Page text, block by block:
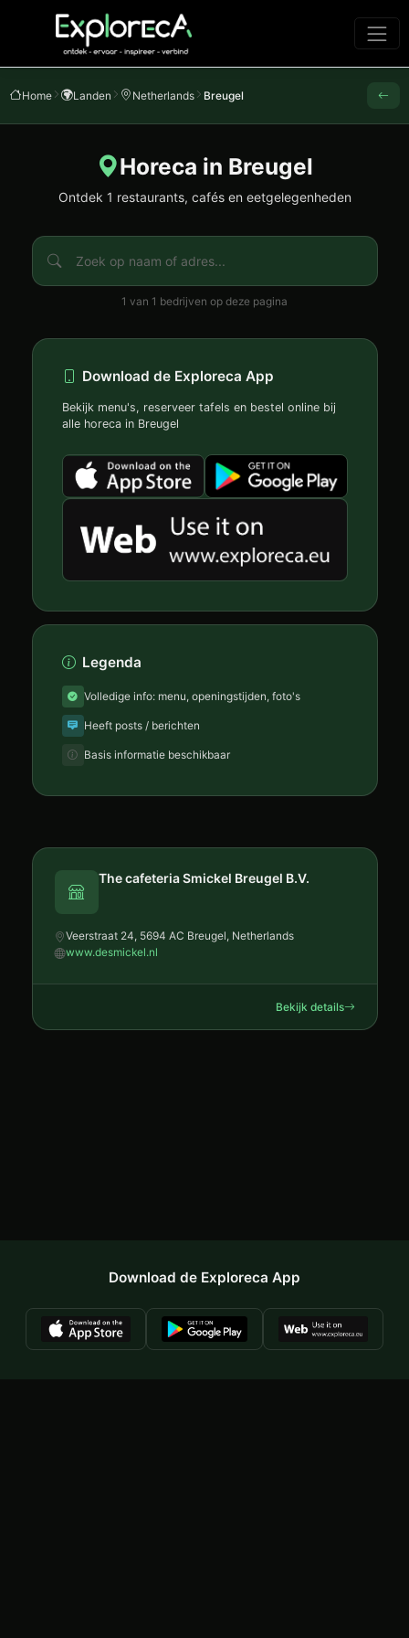
Home Landen Netherlands Breugel
Horeca in Breugel
Ontdek 1 restaurants, cafés en eetgelegenheden
1 van 1 bedrijven op deze pagina
Download de Exploreca App
Bekijk menu's, reserveer tafels en bestel online bij
alle horeca in Breugel
Legenda
Volledige info: menu, openingstijden, foto's
Heeft posts / berichten
Basis informatie beschikbaar
The cafeteria Smickel Breugel B.V.
Veerstraat 24, 5694 AC Breugel, Netherlands
www.desmickel.nl
Bekijk details
Download de Exploreca App